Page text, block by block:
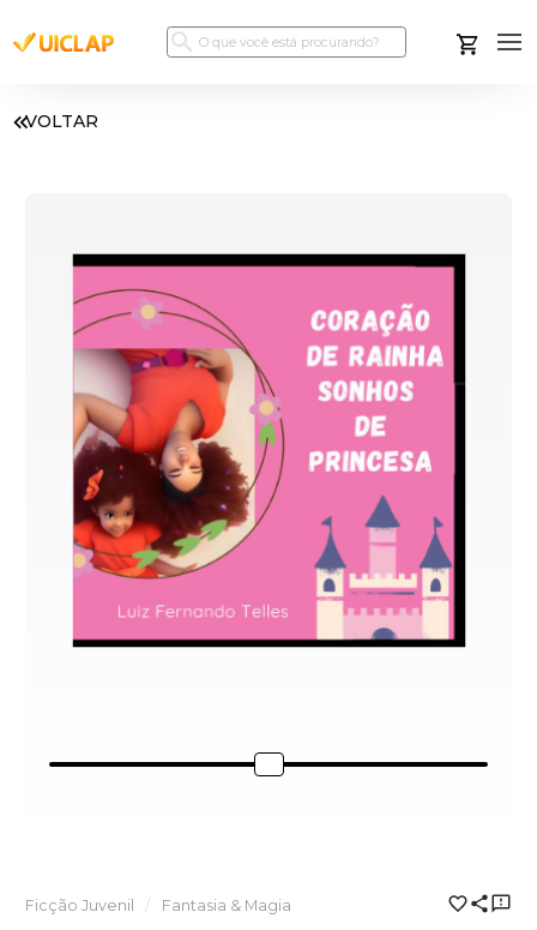
VOLTAR
Ficção Juvenil Fantasia & Magia